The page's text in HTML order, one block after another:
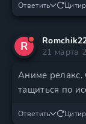
Ответить
R
21 марта
Аниме релакс.
тащиться по
Ответить